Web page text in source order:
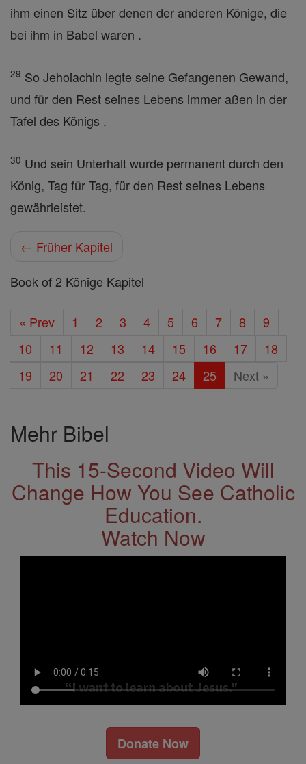
ihm einen Sitz über denen der anderen Könige, die
bei ihm in Babel waren .
29 So Jehoiachin legte seine Gefangenen Gewand,
und für den Rest seines Lebens immer aßen in der
Tafel des Königs .
30 Und sein Unterhalt wurde permanent durch den
König, Tag für Tag, für den Rest seines Lebens
gewährleistet.
← Früher Kapitel
Book of 2 Könige Kapitel
« Prev 1 2 3 4 5 6 7 8
9
10
11 12 13 14 15 16 17
18
19
20 21 22 23 24 25 Next »
Mehr Bibel
This 15-Second Video Will
Change How You See Catholic
Education.
Watch Now
Donate Now